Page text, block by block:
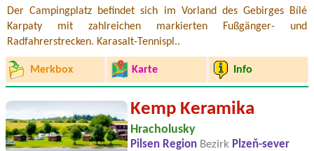
Der Campingplatz befindet sich im Vorland des Gebirges Bílé
Karpaty mit zahlreichen markierten Fußgänger- und
Radfahrerstrecken. Karasalt-Tennispl..
Merkbox Karte Info
Kemp Keramika
Hracholusky
Pilsen Region Bezirk Plzeň-sever